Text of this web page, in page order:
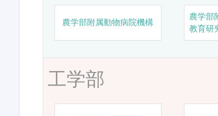
農学部附属動物病院機構
農学部
教育研
工学部